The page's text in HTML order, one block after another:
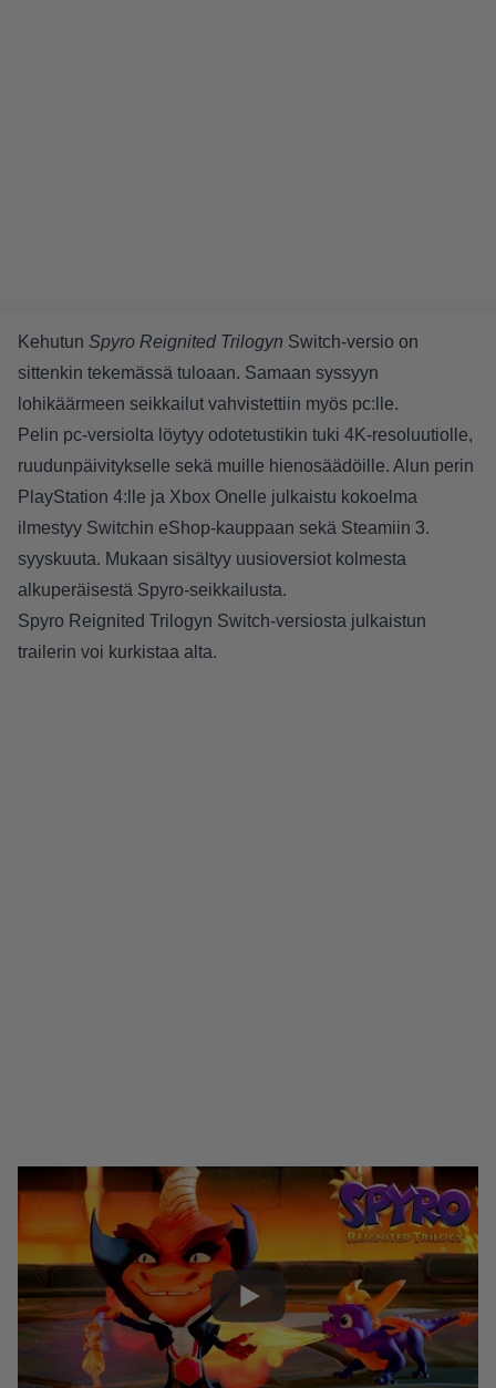
Kehutun Spyro Reignited Trilogyn Switch-versio on
sittenkin tekemässä tuloaan. Samaan syssyyn
lohikäärmeen seikkailut vahvistettiin myös pc:lle.
Pelin pc-versiolta löytyy odotetustikin tuki 4K-resoluutiolle,
ruudunpäivitykselle sekä muille hienosäädöille. Alun perin
PlayStation 4:lle ja Xbox Onelle julkaistu kokoelma
ilmestyy Switchin eShop-kauppaan sekä Steamiin 3.
syyskuuta. Mukaan sisältyy uusioversiot kolmesta
alkuperäisestä Spyro-seikkailusta.
Spyro Reignited Trilogyn Switch-versiosta julkaistun
trailerin voi kurkistaa alta.